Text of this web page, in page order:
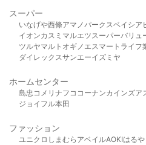
スーパー
いなげや西條アマノパークスベイシア
イオンカスミ マルエツスーパーバリュ
ツルヤマルト オギノ エスマート ライフ
ダイレックスサンエーイズミヤ
ホームセンター
島忠 コメリ ナフコ コーナンカインズア
ジョイフル本田
ファッション
ユニクロ しまむら アベイルAOKIはるや